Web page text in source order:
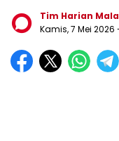
Tim Harian
Kamis, 7 Mei 2026